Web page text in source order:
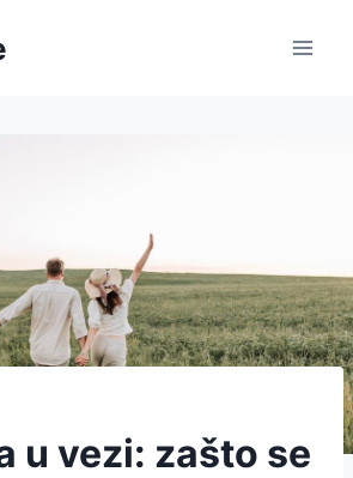
u vezi: zašto se